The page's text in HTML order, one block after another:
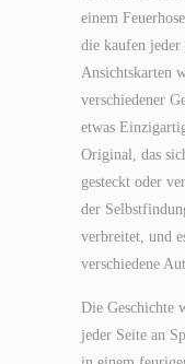
einem
die kaufen
Ansichtskarten
verschiedener
etwas
Original, das
gesteckt oder
der
verbreitet, und
verschiedene
Die Geschichte
jeder Seite an